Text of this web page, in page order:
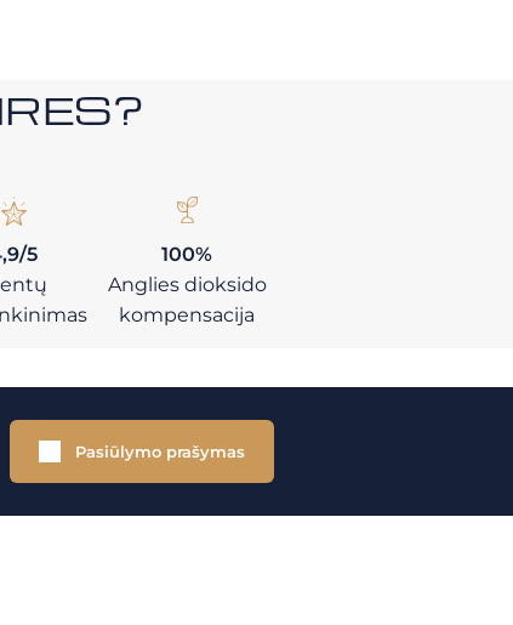
5
100%
Anglies dioksido
kompensacija
Pasiūlymo prašymas